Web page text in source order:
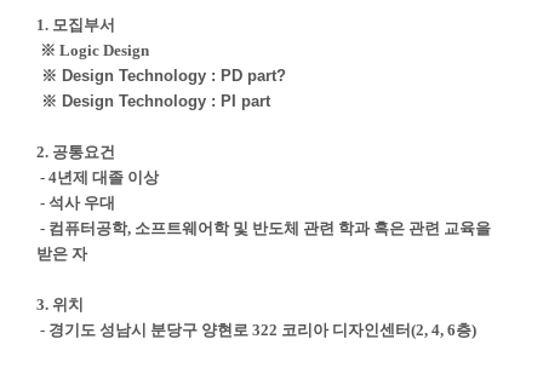
1. 모집부서
※ Logic Design
※ Design Technology : PD part?
※ Design Technology : PI part
2. 공통요건
- 4년제 대졸 이상
- 석사 우대
- 컴퓨터공학, 소프트웨어학 및 반도체 관련 학과 혹은 관련 교육을
받은 자
3. 위치
- 경기도 성남시 분당구 양현로 322 코리아 디자인센터(2, 4, 6층)